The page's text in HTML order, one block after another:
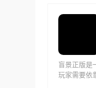
盲景正版是
玩家需要依